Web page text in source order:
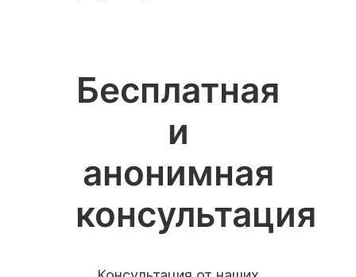
Бесплатная
и
анонимная
консультация
консультацию специалиста
консультацию специалиста
Выберите город
Поиск по сайту